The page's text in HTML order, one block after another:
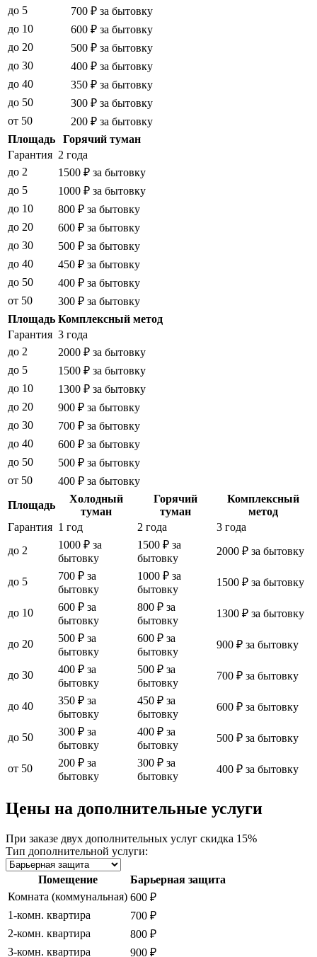
до 5
700 ₽ за бытовку
до 10
600 ₽ за бытовку
до 20
500 ₽ за бытовку
до 30
400 ₽ за бытовку
до 40
350 ₽ за бытовку
до 50
300 ₽ за бытовку
от 50
200 ₽ за бытовку
Площадь
Горячий туман
Гарантия 2 года
до 2
1500 ₽ за бытовку
до 5
1000 ₽ за бытовку
до 10
800 ₽ за бытовку
до 20
600 ₽ за бытовку
до 30
500 ₽ за бытовку
до 40
450 ₽ за бытовку
до 50
400 ₽ за бытовку
от 50
300 ₽ за бытовку
Площадь Комплексный метод
Гарантия 3 года
до 2
2000 ₽ за бытовку
до 5
1500 ₽ за бытовку
до 10
1300 ₽ за бытовку
до 20
900 ₽ за бытовку
до 30
700 ₽ за бытовку
до 40
600 ₽ за бытовку
до 50
500 ₽ за бытовку
от 50
400 ₽ за бытовку
Площадь
Холодный
туман
Горячий
туман
Комплексный
метод
Гарантия 1 год 2 года
3 года
до 2
1000 ₽ за
бытовку
1500 ₽ за
бытовку
2000 ₽ за бытовку
до 5
700 ₽ за
бытовку
1000 ₽ за
бытовку
1500 ₽ за бытовку
до 10
600 ₽ за
бытовку
800 ₽ за
бытовку
1300 ₽ за бытовку
до 20
500 ₽ за
бытовку
600 ₽ за
бытовку
900 ₽ за бытовку
до 30
400 ₽ за
бытовку
500 ₽ за
бытовку
700 ₽ за бытовку
до 40
350 ₽ за
бытовку
450 ₽ за
бытовку
600 ₽ за бытовку
до 50
300 ₽ за
бытовку
400 ₽ за
бытовку
500 ₽ за бытовку
от 50
200 ₽ за
бытовку
300 ₽ за
бытовку
400 ₽ за бытовку
Цены на дополнительные услуги
При заказе двух дополнительных услуг скидка 15%
Тип дополнительной услуги:
Помещение
Барьерная защита
Комната (коммунальная) 600 ₽
1-комн. квартира
700 ₽
2-комн. квартира
800 ₽
3-комн. квартира
900 ₽